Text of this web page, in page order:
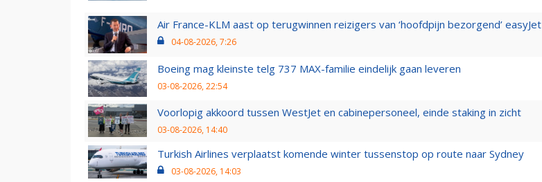
Air France-KLM aast op terugwinnen reizigers van ‘hoofdpijn bezorgend’ easyJet
04-08-2026, 7:26
Boeing mag kleinste telg 737 MAX-familie eindelijk gaan leveren
03-08-2026, 22:54
Voorlopig akkoord tussen WestJet en cabinepersoneel, einde staking in zicht
03-08-2026, 14:40
Turkish Airlines verplaatst komende winter tussenstop op route naar Sydney
03-08-2026, 14:03